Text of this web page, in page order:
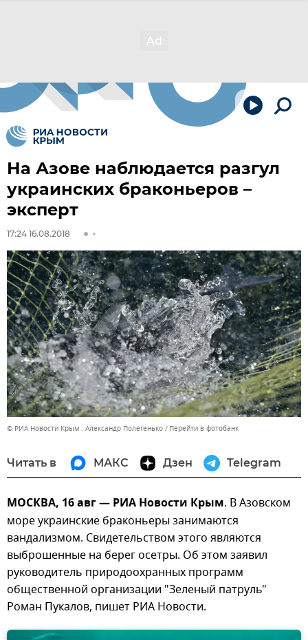
На Азове наблюдается разгул
украинских браконьеров –
эксперт
17:24 16.08.2018
© РИА Новости Крым . Александр Полегенько Перейти в фотобанк
Читать в МАКС Дзен Telegram
МОСКВА, 16 авг — РИА Новости Крым. В Азовском
море украинские браконьеры занимаются
вандализмом. Свидетельством этого являются
выброшенные на берег осетры. Об этом заявил
руководитель природоохранных программ
общественной организации "Зеленый патруль"
Роман Пукалов, пишет РИА Новости.